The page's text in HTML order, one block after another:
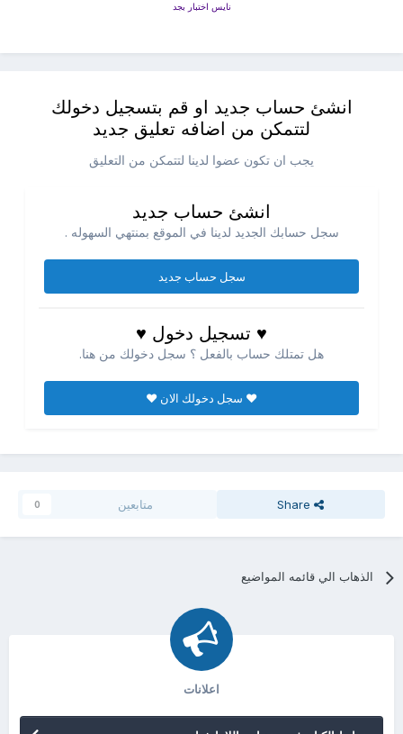
نايس اختبار بجد
انشئ حساب جديد او قم بتسجيل دخولك
لتتمكن من اضافه تعليق جديد
يجب ان تكون عضوا لدينا لتتمكن من التعليق
انشئ حساب جديد
سجل حسابك الجديد لدينا في الموقع بمنتهي السهوله .
سجل حساب جديد
♥ تسجيل دخول ♥
هل تمتلك حساب بالفعل ؟ سجل دخولك من هنا.
♥ سجل دخولك الان ♥
Share متابعين 0
الذهاب الي قائمه المواضيع
اعلانات